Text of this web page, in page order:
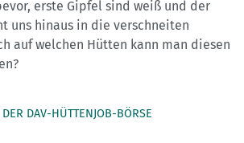
erste Gipfel sind weiß und der
uns hinaus in die verschneiten
auf welchen Hütten kann man diesen
DAV-HÜTTENJOB-BÖRSE